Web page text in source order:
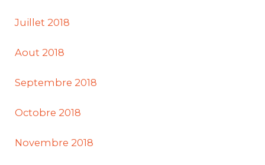
Juillet 2018
Aout 2018
Septembre 2018
Octobre 2018
Novembre 2018